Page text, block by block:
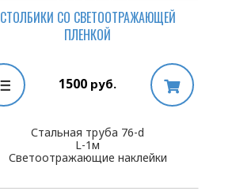
СТОЛБИКИ СО СВЕТООТРАЖАЮЩЕЙ
ПЛЕНКОЙ
1500 руб.
Стальная труба 76-d
L-1м
Светоотражающие наклейки